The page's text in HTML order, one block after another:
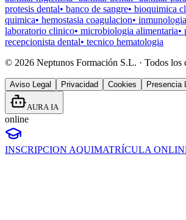
protesis dental• banco de sangre• bioquimica
quimica• hemostasia coagulacion•
laboratorio clinico• microbiologia alimentaria•
recepcionista dental• tecnico hematologia
© 2026 Neptunos Formación S.L. · Todos los
Aviso Legal Privacidad Cookies Presencia
AURA IA
online
INSCRIPCION AQUIMATRÍCULA